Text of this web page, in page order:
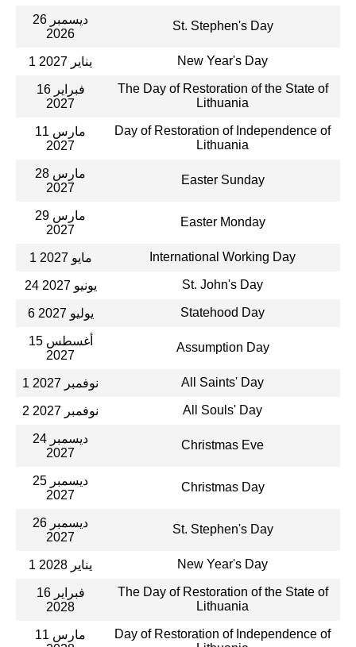
26 ديسمبر
2026
St. Stephen's Day
1 يناير 2027 New Year's Day
16 فبراير
2027
The Day of Restoration of the State of
Lithuania
11 مارس
2027
Day of Restoration of Independence of
Lithuania
28 مارس
2027
Easter Sunday
29 مارس
2027
Easter Monday
1 مايو 2027 International Working Day
24 يونيو 2027 St. John's Day
6 يوليو 2027 Statehood Day
15 أغسطس
2027
Assumption Day
1 نوفمبر 2027 All Saints' Day
2 نوفمبر 2027 All Souls' Day
24 ديسمبر
2027
Christmas Eve
25 ديسمبر
2027
Christmas Day
26 ديسمبر
2027
St. Stephen's Day
1 يناير 2028 New Year's Day
16 فبراير
2028
The Day of Restoration of the State of
Lithuania
11 مارس
Day of Restoration of Independence of